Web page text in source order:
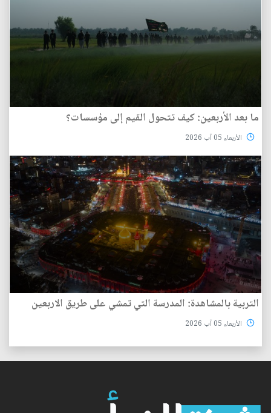
ما بعد الأربعين: كيف تتحول القيم إلى مؤسسات؟
الأربعاء 05 آب 2026
التربية بالمشاهدة: المدرسة التي تمشي على طريق الاربعين
الأربعاء 05 آب 2026